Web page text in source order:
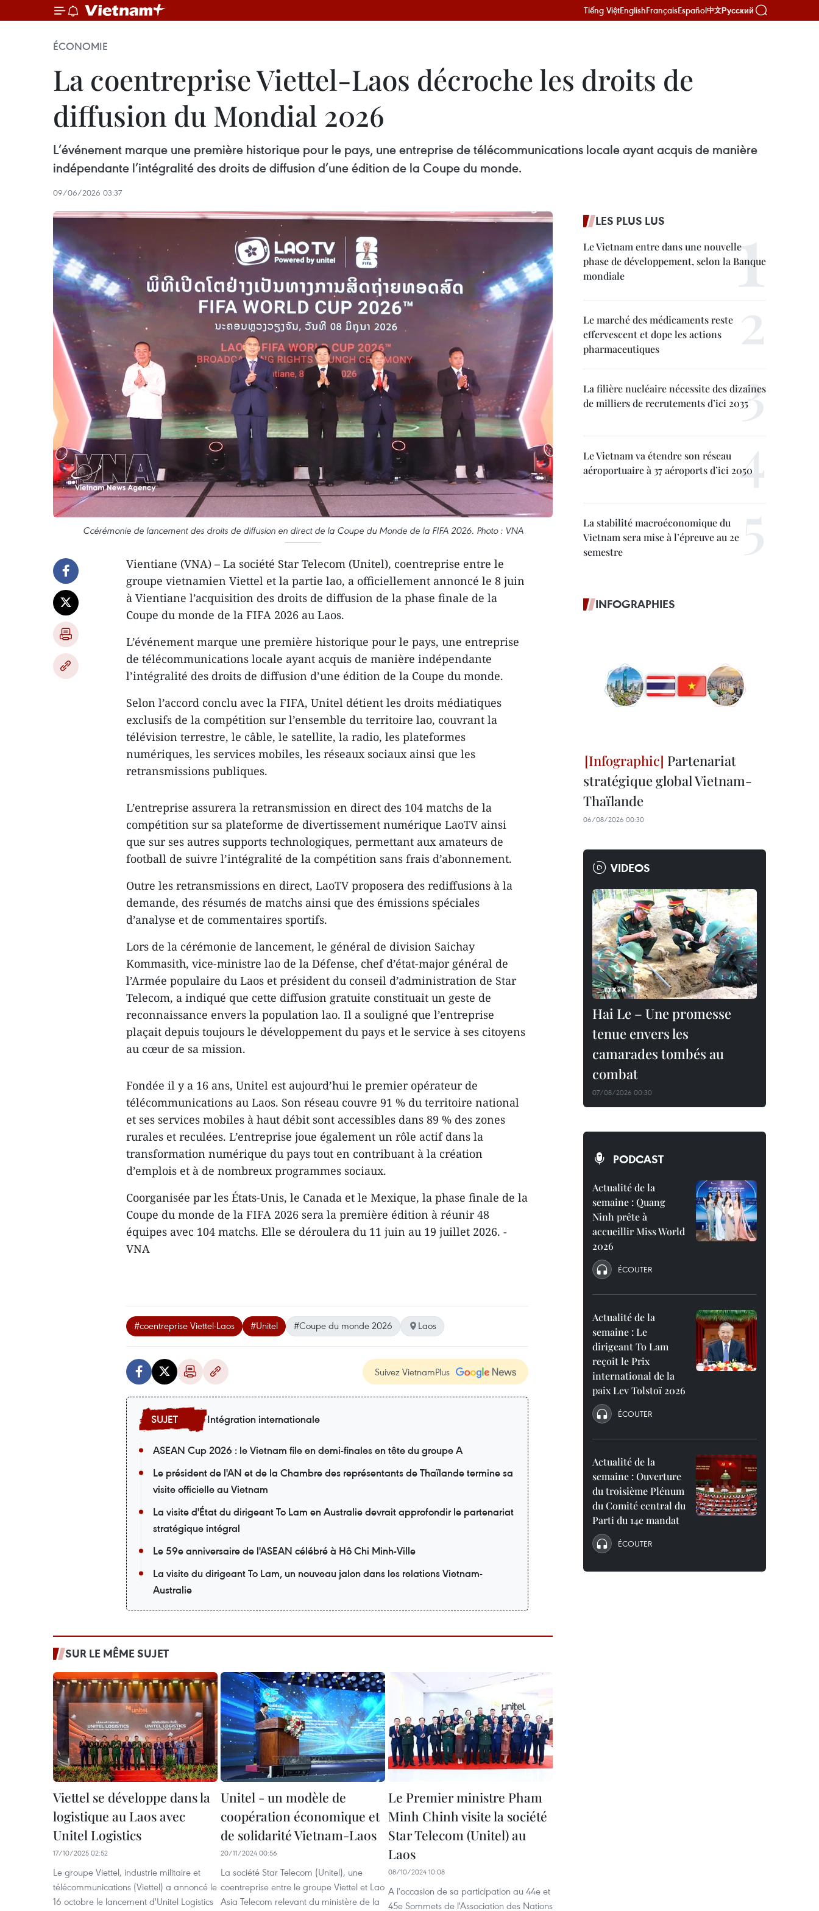
Tiếng ViệtEnglishFrançaisEspañol中文Русский
ÉCONOMIE
La coentreprise Viettel-Laos décroche les droits de
diffusion du Mondial 2026
L’événement marque une première historique pour le pays, une entreprise de télécommunications locale ayant acquis de manière
indépendante l’intégralité des droits de diffusion d’une édition de la Coupe du monde.
09/06/2026 03:37
Ccérémonie de lancement des droits de diffusion en direct de la Coupe du Monde de la FIFA 2026. Photo : VNA
Vientiane (VNA) – La société Star Telecom (Unitel), coentreprise entre le
groupe vietnamien Viettel et la partie lao, a officiellement annoncé le 8 juin
à Vientiane l’acquisition des droits de diffusion de la phase finale de la
Coupe du monde de la FIFA 2026 au Laos.
L’événement marque une première historique pour le pays, une entreprise
de télécommunications locale ayant acquis de manière indépendante
l’intégralité des droits de diffusion d’une édition de la Coupe du monde.
Selon l’accord conclu avec la FIFA, Unitel détient les droits médiatiques
exclusifs de la compétition sur l’ensemble du territoire lao, couvrant la
télévision terrestre, le câble, le satellite, la radio, les plateformes
numériques, les services mobiles, les réseaux sociaux ainsi que les
retransmissions publiques.
L’entreprise assurera la retransmission en direct des 104 matchs de la
compétition sur sa plateforme de divertissement numérique LaoTV ainsi
que sur ses autres supports technologiques, permettant aux amateurs de
football de suivre l’intégralité de la compétition sans frais d’abonnement.
Outre les retransmissions en direct, LaoTV proposera des rediffusions à la
demande, des résumés de matchs ainsi que des émissions spéciales
d’analyse et de commentaires sportifs.
Lors de la cérémonie de lancement, le général de division Saichay
Kommasith, vice-ministre lao de la Défense, chef d’état-major général de
l’Armée populaire du Laos et président du conseil d’administration de Star
Telecom, a indiqué que cette diffusion gratuite constituait un geste de
reconnaissance envers la population lao. Il a souligné que l’entreprise
plaçait depuis toujours le développement du pays et le service à ses citoyens
au cœur de sa mission.
Fondée il y a 16 ans, Unitel est aujourd’hui le premier opérateur de
télécommunications au Laos. Son réseau couvre 91 % du territoire national
et ses services mobiles à haut débit sont accessibles dans 89 % des zones
rurales et reculées. L’entreprise joue également un rôle actif dans la
transformation numérique du pays tout en contribuant à la création
d’emplois et à de nombreux programmes sociaux.
Coorganisée par les États-Unis, le Canada et le Mexique, la phase finale de la
Coupe du monde de la FIFA 2026 sera la première édition à réunir 48
équipes avec 104 matchs. Elle se déroulera du 11 juin au 19 juillet 2026. -
VNA
#coentreprise Viettel-Laos #Unitel #Coupe du monde 2026 Laos
Suivez VietnamPlus
Intégration internationale
ASEAN Cup 2026 : le Vietnam file en demi-finales en tête du groupe A
Le président de l'AN et de la Chambre des représentants de Thaïlande termine sa
visite officielle au Vietnam
La visite d'État du dirigeant To Lam en Australie devrait approfondir le partenariat
stratégique intégral
Le 59e anniversaire de l'ASEAN célébré à Hô Chi Minh-Ville
La visite du dirigeant To Lam, un nouveau jalon dans les relations Vietnam-
Australie
SUR LE MÊME SUJET
Viettel se développe dans la
logistique au Laos avec
Unitel Logistics
17/10/2025 02:52
Le groupe Viettel, industrie militaire et
télécommunications (Viettel) a annoncé le
16 octobre le lancement d'Unitel Logistics
Unitel - un modèle de
coopération économique et
de solidarité Vietnam-Laos
20/11/2024 00:56
La société Star Telecom (Unitel), une
coentreprise entre le groupe Viettel et Lao
Asia Telecom relevant du ministère de la
Le Premier ministre Pham
Minh Chinh visite la société
Star Telecom (Unitel) au
Laos
08/10/2024 10:08
A l'occasion de sa participation au 44e et
45e Sommets de l'Association des Nations
LES PLUS LUS
Le Vietnam entre dans une nouvelle
phase de développement, selon la Banque
mondiale
Le marché des médicaments reste
effervescent et dope les actions
pharmaceutiques
La filière nucléaire nécessite des dizaines
de milliers de recrutements d’ici 2035
Le Vietnam va étendre son réseau
aéroportuaire à 37 aéroports d’ici 2050
La stabilité macroéconomique du
Vietnam sera mise à l’épreuve au 2e
semestre
INFOGRAPHIES
Partenariat
stratégique global Vietnam-
Thaïlande
06/08/2026 00:30
VIDEOS
Hai Le – Une promesse
tenue envers les
camarades tombés au
combat
07/08/2026 00:30
PODCAST
Actualité de la
semaine : Quang
Ninh prête à
accueillir Miss World
2026
ÉCOUTER
Actualité de la
semaine : Le
dirigeant To Lam
reçoit le Prix
international de la
paix Lev Tolstoï 2026
ÉCOUTER
Actualité de la
semaine : Ouverture
du troisième Plénum
du Comité central du
Parti du 14e mandat
ÉCOUTER